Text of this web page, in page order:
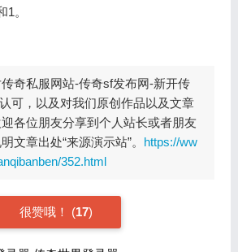
。
奇私服网站-传奇sf发布网-新开传
可，以及对我们原创作品以及文章
各位朋友分享到个人站长或者朋友
文章出处“来源演示站”。 https://ww
352.html
很赞哦！ (17)